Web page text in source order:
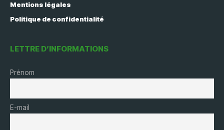
Mentions légales
Politique de confidentialité
LETTRE D’INFORMATIONS
Prénom
E-mail